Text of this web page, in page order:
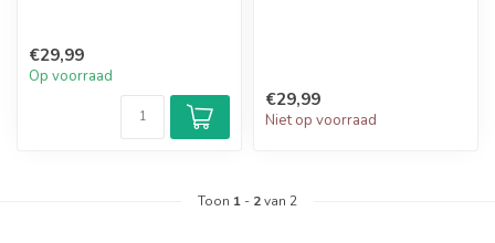
€29,99
Op voorraad
€29,99
Niet op voorraad
Toon 1 - 2van 2